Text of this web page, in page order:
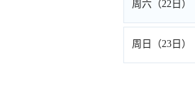
周六（22日）
周日（23日）